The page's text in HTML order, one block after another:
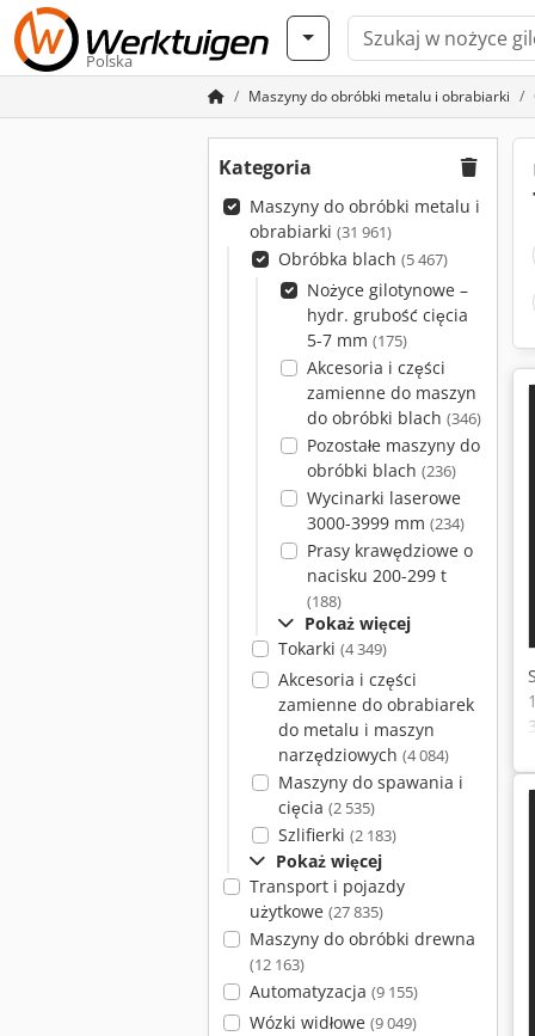
Polska
Maszyny do obróbki metalu i obrabiarki
Kategoria
Maszyny do obróbki metalu i
obrabiarki (31 961)
Obróbka blach (5 467)
Nożyce gilotynowe –
hydr. grubość cięcia
5-7 mm (175)
Akcesoria i części
zamienne do maszyn
do obróbki blach (346)
Pozostałe maszyny do
obróbki blach (236)
Wycinarki laserowe
3000-3999 mm (234)
Prasy krawędziowe o
nacisku 200-299 t
(188)
Pokaż więcej
Tokarki (4 349)
Akcesoria i części
zamienne do obrabiarek
do metalu i maszyn
narzędziowych (4 084)
Maszyny do spawania i
cięcia (2 535)
Szlifierki (2 183)
Pokaż więcej
Transport i pojazdy
użytkowe (27 835)
Maszyny do obróbki drewna
(12 163)
Automatyzacja (9 155)
Wózki widłowe (9 049)